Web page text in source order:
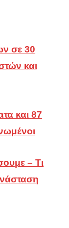
σε 30
και
και 87
– Τι